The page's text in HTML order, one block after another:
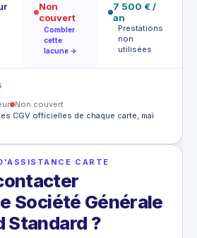
Non
couvert
Combler
cette
lacune →
7 500 € /
an
Prestations
non
utilisées
Non couvert
CGV officielles de chaque carte, mai
CARTE
Société Générale
Standard ?